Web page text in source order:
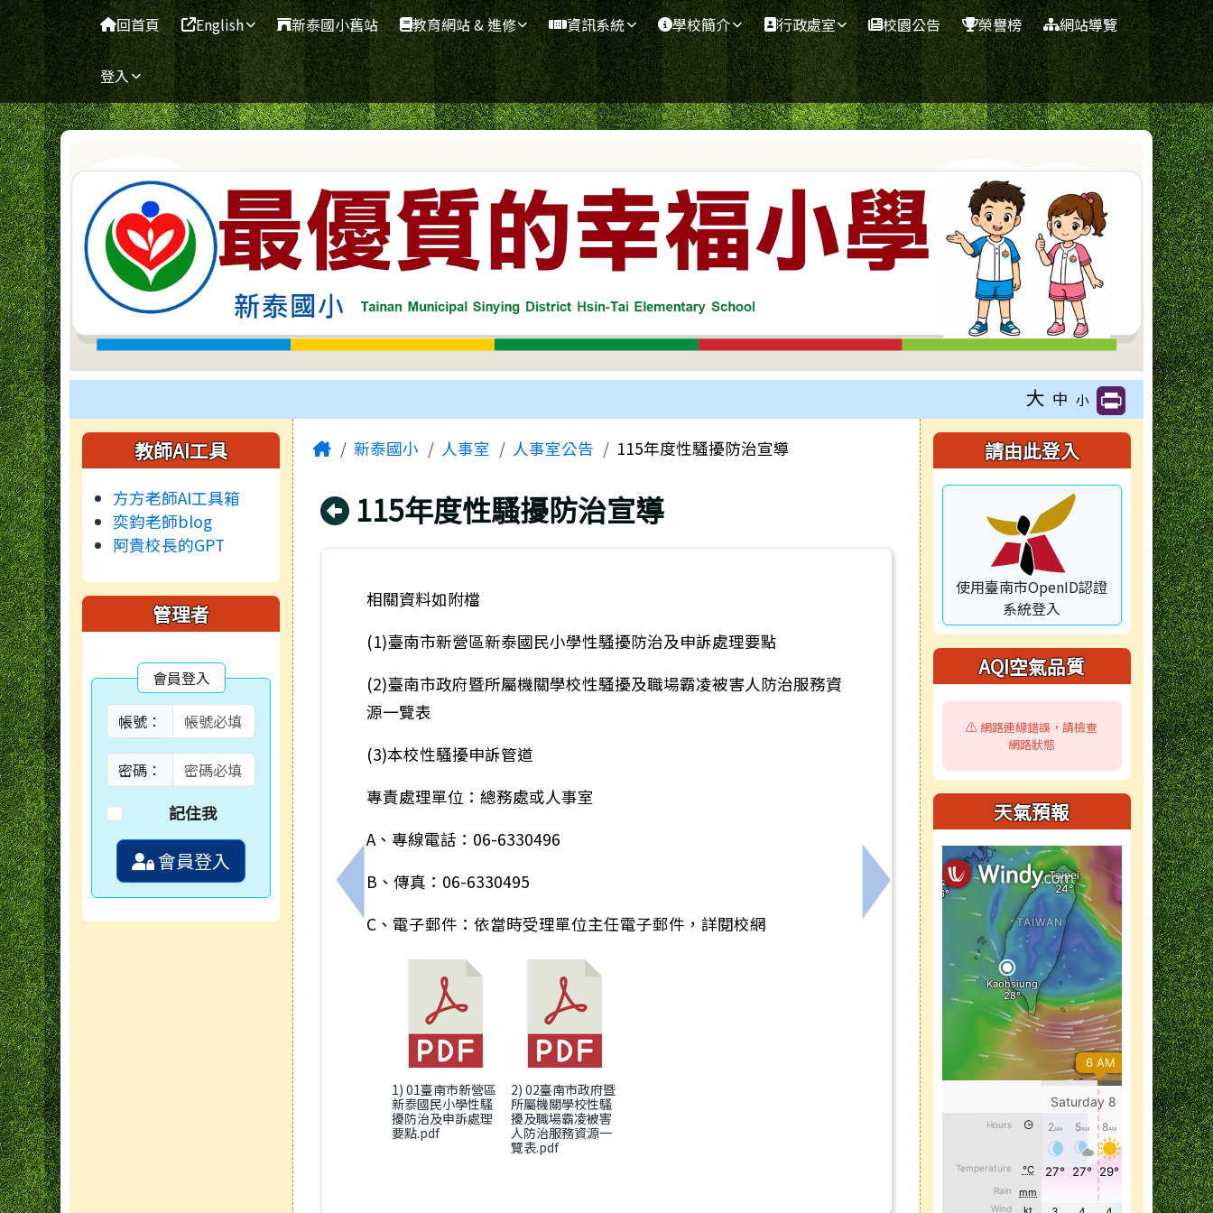
跳至主內容區
臺南市新泰國小網站
導覽列 回首頁 English 新泰國小舊站 教育網站 & 進修 資訊系統 學校簡介 行政處室 校園公告 榮譽榜 網站導覽
登入
大 中 小
左邊區域內容
教師AI工具
方方老師AI工具箱
奕鈞老師blog
阿貴校長的GPT
管理者
會員登入
帳號：
密碼：
記住我
會員登入
主內容區域
Home新泰國小 人事室 人事室公告 115年度性騷擾防治宣導
回上頁
115年度性騷擾防治宣導
上一筆：修正之「天然災害停止上班及上課作業Q&A」（115年5月修訂版）及「天然災害停止上班及上課作業Q&A（圖
相關資料如附檔
(1)臺南市新營區新泰國民小學性騷擾防治及申訴處理要點
(2)臺南市政府暨所屬機關學校性騷擾及職場霸凌被害人防治服務資
源一覽表
(3)本校性騷擾申訴管道
專責處理單位：總務處或人事室
A、專線電話：06-6330496
B、傳真：06-6330495
C、電子郵件：依當時受理單位主任電子郵件，詳閱校網
1) 01臺南市新營區
新泰國民小學性騷
擾防治及申訴處理
要點.pdf
2) 02臺南市政府暨
所屬機關學校性騷
擾及職場霸凌被害
人防治服務資源一
覽表.pdf
下一筆：115年度勤休制度及相關規定宣導
右邊區域內容
請由此登入
使用臺南市OpenID認證
系統登入
AQI空氣品質
⚠️ 網路連線錯誤，請檢查
網路狀態
天氣預報
頁尾區域